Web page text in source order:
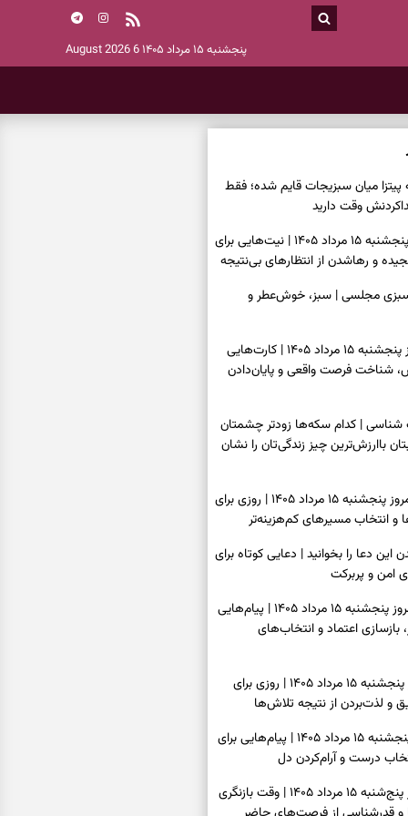
پنجشنبه ۱۵ مرداد ۱۴۰۵ 6 August 2026
پیتزا میان سبزیجات قایم شده؛ فقط
فال ابجد امروز پنجشنبه ۱۵ مرداد ۱۴۰۵ | نیت‌هایی برای
و رهاشدن از انتظارهای بی‌نتیجه
سبزی مجلسی | سبز، خوش‌عطر و
فال تاروت امروز پنجشنبه ۱۵ مرداد ۱۴۰۵ | کارت‌هایی
شناخت فرصت واقعی و پایان‌دادن
| کدام سکه‌ها زودتر چشمتان
باارزش‌ترین چیز زندگی‌تان را نشان
فال سرنوشت امروز پنجشنبه ۱۵ مرداد ۱۴۰۵ | روزی برای
و انتخاب مسیرهای کم‌هزینه‌تر
این دعا را بخوانید | دعایی کوتاه برای
امن و پربرکت
فال فرشتگان امروز پنجشنبه ۱۵ مرداد ۱۴۰۵ | پیام‌هایی
بازسازی اعتماد و انتخاب‌های
فال روزانه امروز پنجشنبه ۱۵ مرداد ۱۴۰۵ | روزی برای
و لذت‌بردن از نتیجه تلاش‌ها
فال انبیا امروز پنجشنبه ۱۵ مرداد ۱۴۰۵ | پیام‌هایی برای
درست و آرام‌کردن دل
فال حافظ امروز پنج‌شنبه ۱۵ مرداد ۱۴۰۵ | وقت بازنگری